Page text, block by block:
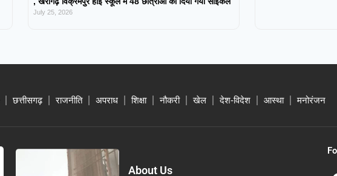
July 25, 2026
छत्तीसगढ़ राजनीति अपराध शिक्षा नौकरी खेल देश-विदेश आस्था मनोरंजन
About Us